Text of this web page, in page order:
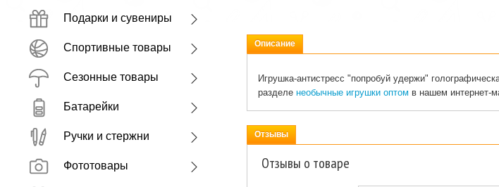
Подарки и сувениры
Спортивные товары
Сезонные товары
Батарейки
Ручки и стержни
Фототовары
Описание
Игрушка-антистресс "попробуй удержи"
разделе необычные игрушки оптом в нашем интернет-
Отзывы
Отзывы о товаре